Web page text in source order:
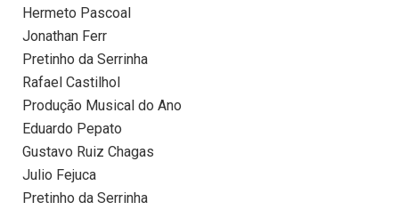
Hermeto Pascoal
Jonathan Ferr
Pretinho da Serrinha
Rafael Castilhol
Produção Musical do Ano
Eduardo Pepato
Gustavo Ruiz Chagas
Julio Fejuca
Pretinho da Serrinha